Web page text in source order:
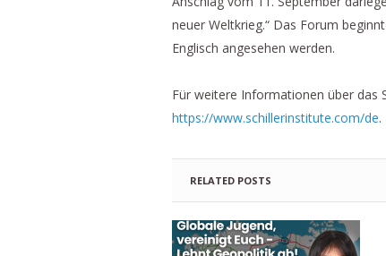
neuer Weltkrieg.“ Das Forum
Englisch angesehen werden.
Für weitere Informationen über das
https://www.schillerinstitute.com/de.
RELATED POSTS